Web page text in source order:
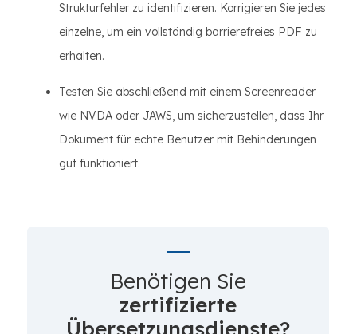
Strukturfehler zu identifizieren. Korrigieren Sie jedes
einzelne, um ein vollständig barrierefreies PDF zu
erhalten.
Testen Sie abschließend mit einem Screenreader
wie NVDA oder JAWS, um sicherzustellen, dass Ihr
Dokument für echte Benutzer mit Behinderungen
gut funktioniert.
Benötigen Sie
zertifizierte